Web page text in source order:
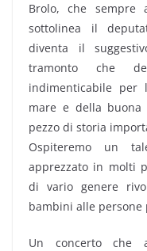
Brolo, che sempre
sottolinea il
diventa il
tramonto che
indimenticabile
mare e della buona
pezzo di storia
Ospiteremo un
apprezzato in molti
di vario genere
bambini alle persone
Un concerto che